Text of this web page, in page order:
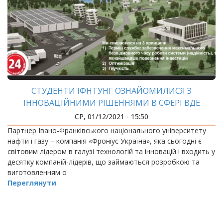
СТУДЕНТИ ІФНТУНГ ОЗНАЙОМИЛИСЯ З
ІННОВАЦІЙНИМИ РІШЕННЯМИ В СФЕРІ ВДЕ
СР, 01/12/2021 - 15:50
Партнер Івано-Франківського національного університету
нафти і газу – компанія «Фроніус Україна», яка сьогодні є
світовим лідером в галузі технологій та інновацій і входить у
десятку компаній-лідерів, що займаються розробкою та
виготовленням о
Переглянути